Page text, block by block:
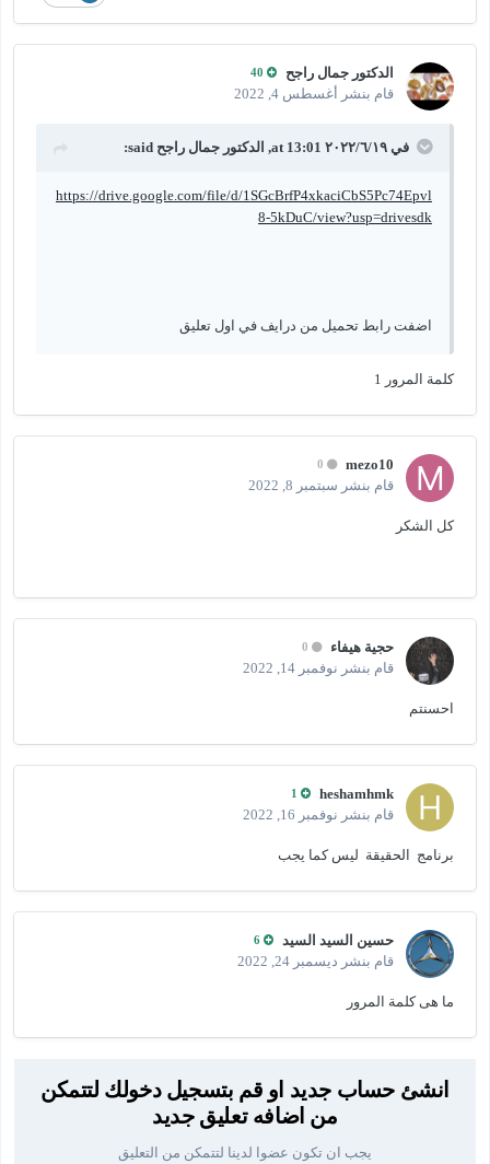
الدكتور جمال راجح
قام بنشر أغسطس 4, 2022
في ١٩‏/٦‏/٢٠٢٢ at 13:01, الدكتور جمال راجح
https://drive.google.com/file/d/1SGcBrfP4xkaciCbS5Pc74Epvl
8-5kDuC/view?usp=drivesdk
اضفت رابط تحميل من درايف في اول تعليق
كلمة المرور 1
mezo10
قام بنشر سبتمبر 8, 2022
كل الشكر
حجية هيفاء
قام بنشر نوفمبر 14, 2022
احسنتم
heshamhmk
قام بنشر نوفمبر 16, 2022
برنامج الحقيقة ليس كما يجب
حسين السيد السيد
قام بنشر ديسمبر 24, 2022
ما هى كلمة المرور
انشئ حساب جديد او قم بتسجيل دخولك لتتمكن
من اضافه تعليق جديد
يجب ان تكون عضوا لدينا لتتمكن من التعليق